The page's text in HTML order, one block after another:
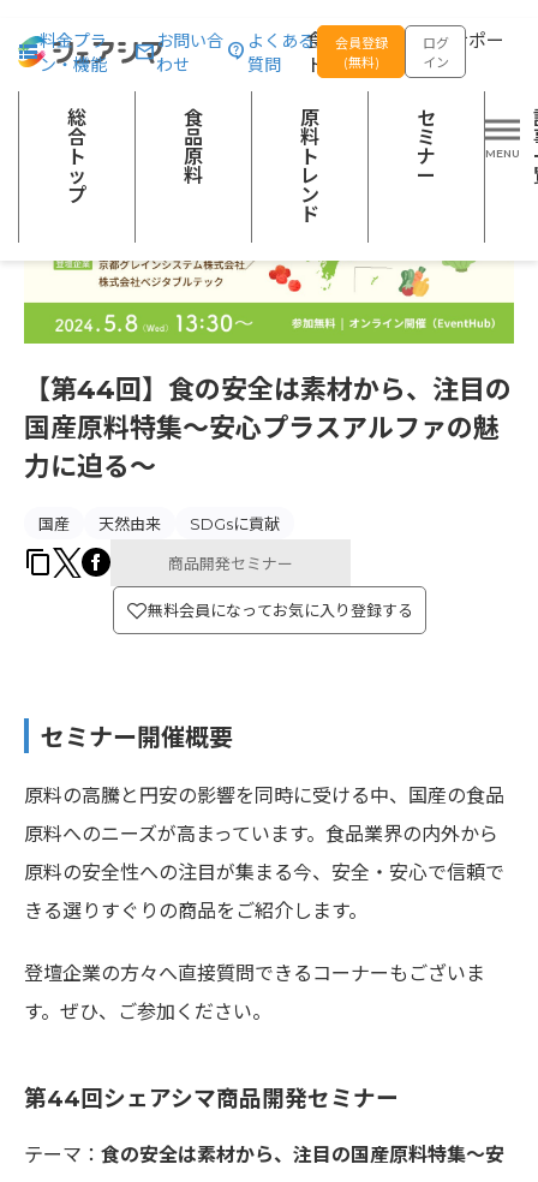
食品の企画開発をサポー
トする
料金プラ
ン・機能
お問い合
わせ
よくある
質問
会員登録
(無料)
ログ
イン
総
合
ト
ッ
プ
食
品
原
料
原
料
ト
レ
ン
ド
セ
ミ
ナ
ー
総合トップ セミナー 【第44回】食の安全は素材から、注目の国産
【第44回】食の安全は素材から、注目の
国産原料特集〜安心プラスアルファの魅
力に迫る〜
国産 天然由来 SDGsに貢献
商品開発セミナー
無料会員になってお気に入り登録する
セミナー開催概要
原料の高騰と円安の影響を同時に受ける中、国産の食品
原料へのニーズが高まっています。食品業界の内外から
原料の安全性への注目が集まる今、安全・安心で信頼で
きる選りすぐりの商品をご紹介します。
登壇企業の方々へ直接質問できるコーナーもございま
す。ぜひ、ご参加ください。
第44回シェアシマ商品開発セミナー
テーマ： 食の安全は素材から、注目の国産原料特集〜安